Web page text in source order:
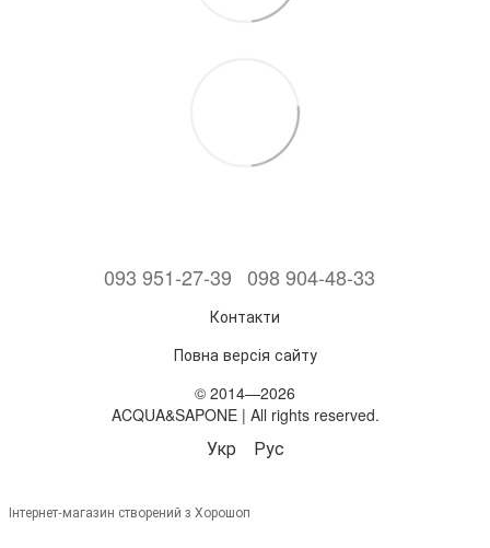
093 951-27-39 098 904-48-33
Контакти
Повна версія сайту
© 2014—2026
ACQUA&SAPONE | All rights reserved.
Укр Рус
Інтернет-магазин створений з Хорошоп